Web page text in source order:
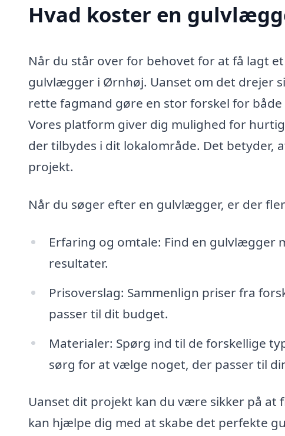
Hvad koster en
Når du står over for behovet for at få lagt
gulvlægger i Ørnhøj. Uanset om det drejer
rette fagmand gøre en stor forskel for
Vores platform giver dig mulighed for
der tilbydes i dit lokalområde. Det betyder,
projekt.
Når du søger efter en gulvlægger, er der
Erfaring og omtale: Find en gulvlægger
resultater.
Prisoverslag: Sammenlign priser fra
passer til dit budget.
Materialer: Spørg ind til de forskellige
sørg for at vælge noget, der passer til
Uanset dit projekt kan du være sikker på
kan hjælpe dig med at skabe det perfekte